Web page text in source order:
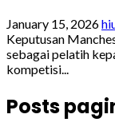
January 15, 2026
Keputusan
sebagai pelatih
kompetisi...
Posts